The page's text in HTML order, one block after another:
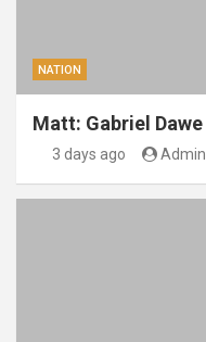
NATION
Matt: Gabriel Dawe
3 days ago Admin